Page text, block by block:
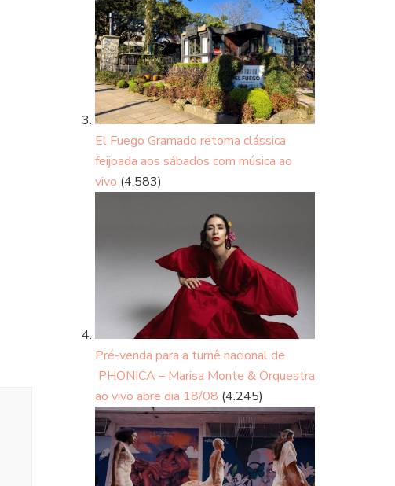
El Fuego Gramado retoma clássica
feijoada aos sábados com música ao
vivo (4.583)
Pré-venda para a turnê nacional de
PHONICA – Marisa Monte & Orquestra
ao vivo abre dia 18/08 (4.245)